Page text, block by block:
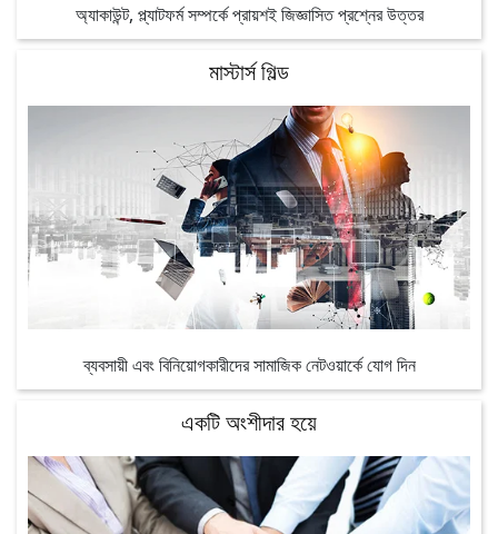
অ্যাকাউন্ট, প্ল্যাটফর্ম সম্পর্কে প্রায়শই জিজ্ঞাসিত প্রশ্নের উত্তর
মাস্টার্স গিল্ড
ব্যবসায়ী এবং বিনিয়োগকারীদের সামাজিক নেটওয়ার্কে যোগ দিন
একটি অংশীদার হয়ে